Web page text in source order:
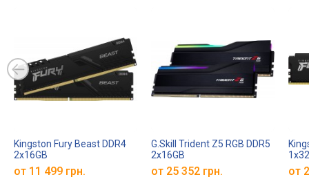
Kingston Fury Beast DDR4
2x16GB
от 11 499 грн.
G.Skill Trident Z5 RGB DDR5
2x16GB
от 25 352 грн. от